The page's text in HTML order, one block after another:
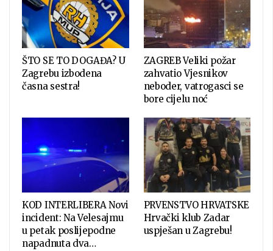
ŠTO SE TO DOGAĐA? U
Zagrebu izbodena
časna sestra!
ZAGREB Veliki požar
zahvatio Vjesnikov
neboder, vatrogasci se
bore cijelu noć
KOD INTERLIBERA Novi
incident: Na Velesajmu
u petak poslijepodne
napadnuta dva…
PRVENSTVO HRVATSKE
Hrvački klub Zadar
uspješan u Zagrebu!